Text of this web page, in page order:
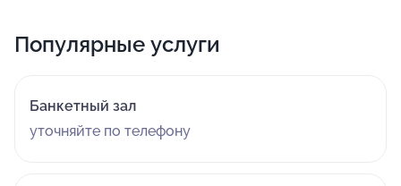
Популярные услуги
Банкетный зал
уточняйте по телефону